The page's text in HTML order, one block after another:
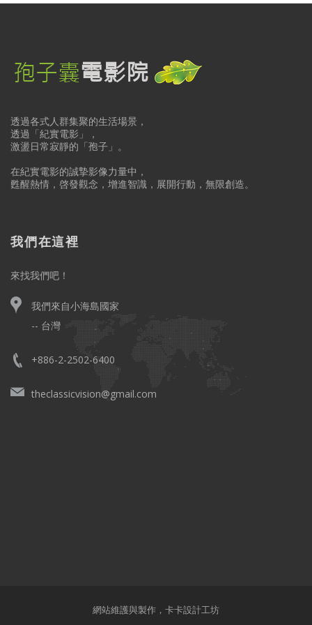
透過各式人群集聚的生活場景，
透過「紀實電影」，
激盪日常寂靜的「孢子」。
在紀實電影的誠摯影像力量中，
甦醒熱情，啓發觀念，增進智識，展開行動，無限創造。
我們在這裡
來找我們吧！
我們來自小海島國家
-- 台灣
+886-2-2502-6400
theclassicvision@gmail.com
網站維護與製作， 卡卡設計工坊